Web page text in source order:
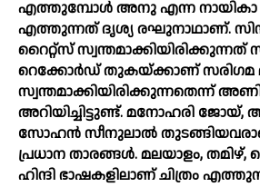
എത്തുമ്പോള്‍ അനു എന്ന നായികാ
എത്തുന്നത് ദൃശ്യ രഘുനാഥാണ്.
റൈറ്റ്സ് സ്വന്തമാക്കിയിരിക്കുന്നത്
റെക്കോര്‍ഡ് തുകയ്ക്കാണ് സരിഗമ
സ്വന്തമാക്കിയിരിക്കുന്നതെന്ന്
അറിയിച്ചിട്ടുണ്ട്. മനോഹരി ജോയ്,
സോഹന്‍ സീനുലാല്‍ തുടങ്ങിയവരാണ്
പ്രധാന താരങ്ങള്‍. മലയാളം,
ഹിന്ദി ഭാഷകളിലാണ് ചിത്രം